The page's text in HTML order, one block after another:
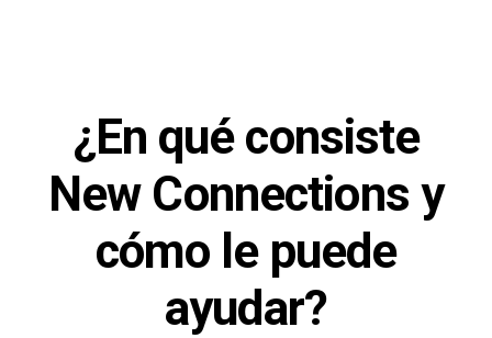
¿En qué consiste
New Connections y
cómo le puede
ayudar?